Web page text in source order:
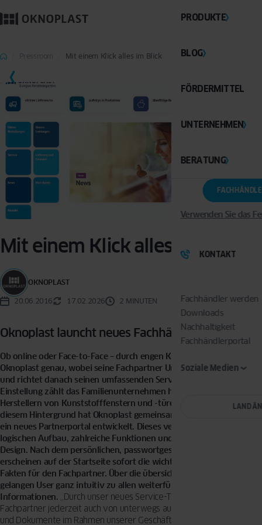
PRODUKTE
BLOG
FÖRDERMITTEL
UNTERNEHMEN
BERATUNG
Verwenden Sie das
KONTAKT
Fachhändler werden
Downloads
Nachhaltigkeit
Fachhändlerportal
Soziale Medien
LAND
Mit einem Klick alles im Blick
Mit einem Klick alles im Blick
OKNOPLAST
20.06.2016 17.02.2026 2 MINUTEN
Oknoplast launcht neues Fachhändler-Portal
Ob online oder Face-to-Face – durch engen Kundenkontakt weiß
Oknoplast genau, wobei seine Fachpartner Unterstützung brauchen
und richtet danach seinen umfassenden Service aus. Dank dieser
Einstellung zählt das Familienunternehmen heute zu den führenden
Herstellern von Kunststofffenstern und -türen in Europa. Vor
diesem Hintergrund hat Oknoplast gemeinsam mit seinen Kunden
ein neues Partnerportal entwickelt. Dieses verfügt über einen
logischen Aufbau, zahlreiche Funktionen und ein ansprechendes
Design. Nach dem persönlichen, passwortgeschützten Login
erscheinen auf der Startseite sofort die wichtigsten Daten und
Fakten für den Fachpartner. Über die übersichtliche Navigation
gelangen User ganz intuitiv zu allen weiterführenden
Informationen. „Durch unser neues Service-Tool können Oknoplast-
Fachpartner jederzeit auch von unterwegs auf alle Informationen
und Dokumente im Rahmen unserer Geschäftsbeziehung zugreifen.